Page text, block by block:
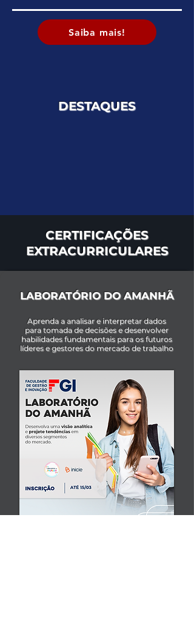
Saiba mais!
DESTAQUES
CERTIFICAÇÕES
EXTRACURRICULARES
LABORATÓRIO DO AMANHÃ
Aprenda a analisar e interpretar dados
para tomada de decisões e desenvolver
habilidades fundamentais para os futuros
líderes e gestores do mercado de trabalho